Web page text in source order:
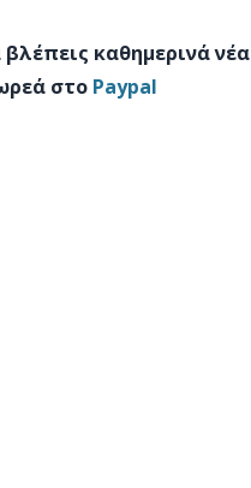
καθημερινά νέα
στο Paypal